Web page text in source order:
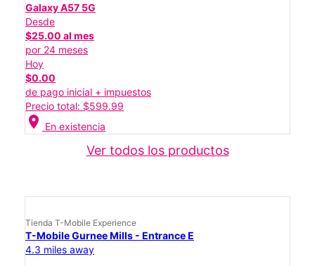
Galaxy A57 5G
Desde
$25.00 al mes
por 24 meses
Hoy
$0.00
de pago inicial + impuestos
Precio total: $599.99
location_on En existencia
Ver todos los productos
Tienda T-Mobile Experience
T-Mobile Gurnee Mills - Entrance E
4.3 miles away